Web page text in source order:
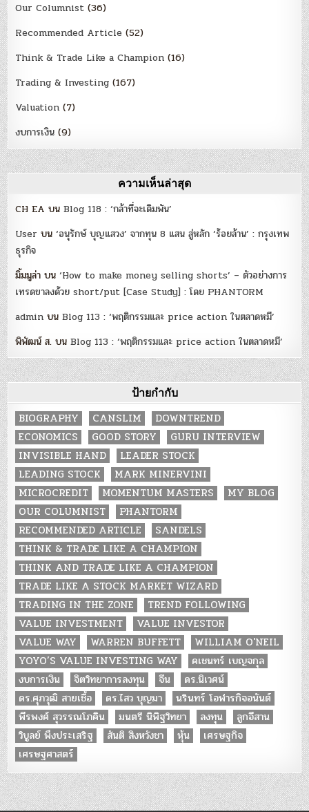
Our Columnist (36)
Recommended Article (52)
Think & Trade Like a Champion (16)
Trading & Investing (167)
Valuation (7)
งบการเงิน (9)
ความเห็นล่าสุด
CH EA บนBlog 118 : ‘กล้าที่จะเดิมพัน’
User บน‘อนุรักษ์ บุญแสวง’ จากทุน 8 แสน สู่หลัก ‘ร้อยล้าน’ : กรุงเทพ
ธุรกิจ
มิ้มมูล่า บน‘How to make money selling shorts’ – ตัวอย่างการ
เทรดขาลงด้วย short/put [Case Study] : โดย PHANTORM
admin บนBlog 113 : ‘พฤติกรรมและ price action ในตลาดหมี’
พิพัฒน์ ส. บนBlog 113 : ‘พฤติกรรมและ price action ในตลาดหมี’
ป้ายกำกับ
BIOGRAPHY CANSLIM
DOWNTREND
ECONOMICS
GOOD STORY
GURU INTERVIEW
INVISIBLE HAND
LEADER STOCK
LEADING STOCK
MARK MINERVINI
MICROCREDIT
MOMENTUM MASTERS
MY BLOG
OUR COLUMNIST
PHANTORM
RECOMMENDED ARTICLE
SANDELS
THINK & TRADE LIKE A CHAMPION
THINK AND TRADE LIKE A CHAMPION
TRADE LIKE A STOCK MARKET WIZARD
TRADING IN THE ZONE
TREND FOLLOWING
VALUE INVESTMENT
VALUE INVESTOR
VALUE WAY
WARREN BUFFETT
WILLIAM O'NEIL
YOYO’S VALUE INVESTING WAY
คเชนทร์ เบญจกุล
งบการเงิน
จิตวิทยาการลงทุน จีน
ดร.นิเวศน์
ดร.ศุภวุฒิ สายเชื้อ
ดร.ไสว บุญมา
นรินทร์ โอฬารกิจอนันต์
พีรพงศ์ สุวรรณโภคิน
มนตรี นิพิฐวิทยา ลงทุน
ลูกอีสาน
วิบูลย์ พึงประเสริฐ
สันติ สิงหวังชา หุ้น
เศรษฐกิจ
เศรษฐศาสตร์